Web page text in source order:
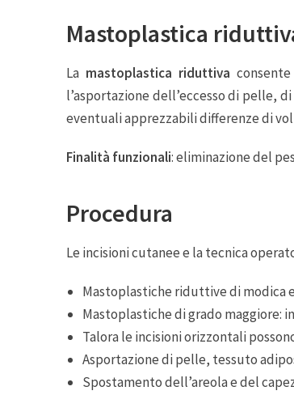
Mastoplastica
La mastoplastica riduttiva
l’asportazione dell’eccesso di pelle,
eventuali apprezzabili differenze di
Finalità funzionali: eliminazione del
Procedura
Le incisioni cutanee e la tecnica
Mastoplastiche riduttive di modica
Mastoplastiche di grado maggiore:
Talora le incisioni orizzontali
Asportazione di pelle, tessuto
Spostamento dell’areola e del